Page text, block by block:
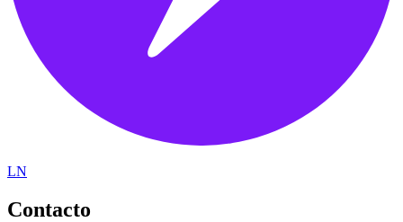
LN
Contacto